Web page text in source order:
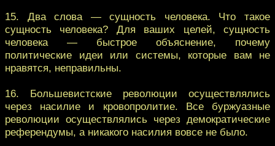
15. Два слова — сущность человека. Что такое
сущность человека? Для ваших целей, сущность
человека — быстрое объяснение, почему
политические идеи или системы, которые вам не
нравятся, неправильны.
16. Большевистские революции осуществлялись
через насилие и кровопролитие. Все буржуазные
революции осуществлялись через демократические
референдумы, а никакого насилия вовсе не было.